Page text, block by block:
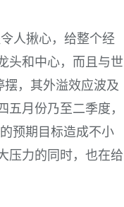
人揪心，给整个经
头和中心，而且与世
摆，其外溢效应波及
月份乃至二季度，
预期目标造成不小
压力的同时，也在给